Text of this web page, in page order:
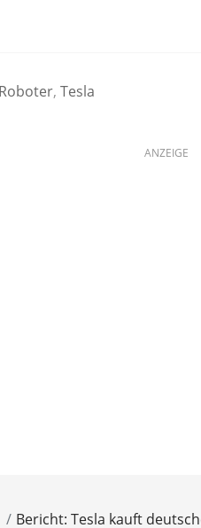
Roboter, Tesla
ANZEIGE
Bericht: Tesla kauft